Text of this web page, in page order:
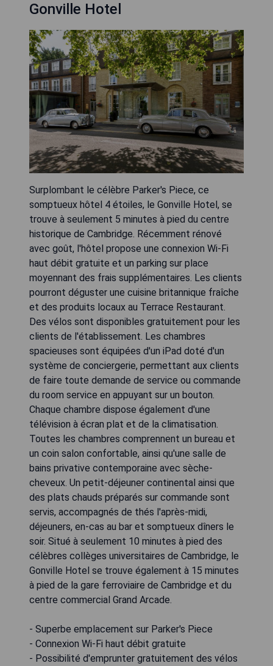
Gonville Hotel
Surplombant le célèbre Parker's Piece, ce
somptueux hôtel 4 étoiles, le Gonville Hotel, se
trouve à seulement 5 minutes à pied du centre
historique de Cambridge. Récemment rénové
avec goût, l'hôtel propose une connexion Wi-Fi
haut débit gratuite et un parking sur place
moyennant des frais supplémentaires. Les clients
pourront déguster une cuisine britannique fraîche
et des produits locaux au Terrace Restaurant.
Des vélos sont disponibles gratuitement pour les
clients de l'établissement. Les chambres
spacieuses sont équipées d'un iPad doté d'un
système de conciergerie, permettant aux clients
de faire toute demande de service ou commande
du room service en appuyant sur un bouton.
Chaque chambre dispose également d'une
télévision à écran plat et de la climatisation.
Toutes les chambres comprennent un bureau et
un coin salon confortable, ainsi qu'une salle de
bains privative contemporaine avec sèche-
cheveux. Un petit-déjeuner continental ainsi que
des plats chauds préparés sur commande sont
servis, accompagnés de thés l'après-midi,
déjeuners, en-cas au bar et somptueux dîners le
soir. Situé à seulement 10 minutes à pied des
célèbres collèges universitaires de Cambridge, le
Gonville Hotel se trouve également à 15 minutes
à pied de la gare ferroviaire de Cambridge et du
centre commercial Grand Arcade.
- Superbe emplacement sur Parker's Piece
- Connexion Wi-Fi haut débit gratuite
- Possibilité d'emprunter gratuitement des vélos